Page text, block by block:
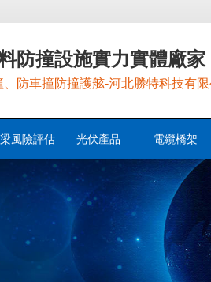
防撞設施實力實體廠家
防車撞防撞護舷-河北勝特科技有限
風險評估 光伏產品 電纜橋架